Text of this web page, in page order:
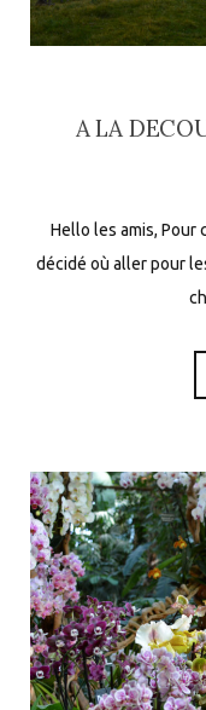
A LA
Hello les amis, Pour
décidé où aller pour